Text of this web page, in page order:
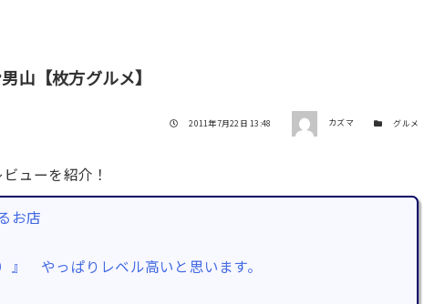
山【枚方グルメ】
投稿日
2011年7月22日 13:48 著者 カズマ カテゴリー
グルメ
ューを紹介！
お店
やっぱりレベル高いと思います。